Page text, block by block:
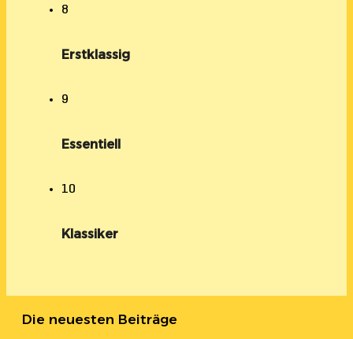
8
Erstklassig
9
Essentiell
10
Klassiker
Die neuesten Beiträge